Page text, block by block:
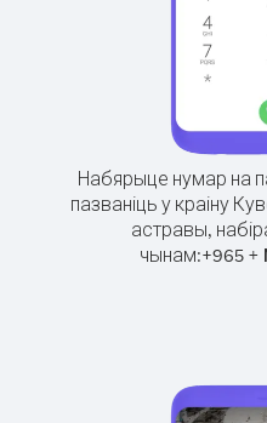
Набярыце нумар на
пазваніць у краіну
астравы,
чынам:+965+